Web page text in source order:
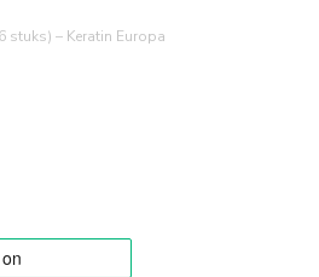
stuks) – Keratin Europa